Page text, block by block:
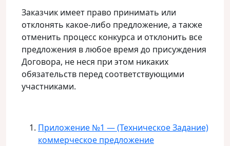
Заказчик имеет право принимать или
отклонять какое-либо предложение, а также
отменить процесс конкурса и отклонить все
предложения в любое время до присуждения
Договора, не неся при этом никаких
обязательств перед соответствующими
участниками.
Приложение №1 — (Техническое Задание)
коммерческое предложение